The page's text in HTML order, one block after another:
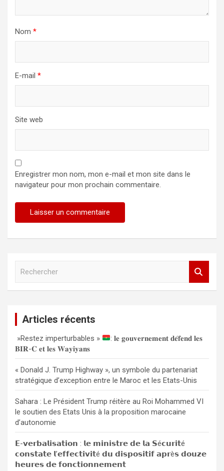
Nom *
E-mail *
Site web
Enregistrer mon nom, mon e-mail et mon site dans le
navigateur pour mon prochain commentaire.
c
h
e
r
Articles récents
»Restez imperturbables »
: 𝐥𝐞 𝐠𝐨𝐮𝐯𝐞𝐫𝐧𝐞𝐦𝐞𝐧𝐭 𝐝𝐞́𝐟𝐞𝐧𝐝 𝐥𝐞𝐬
𝐁𝐈𝐑-𝐂 𝐞𝐭 𝐥𝐞𝐬 𝐖𝐚𝐲𝐢𝐲𝐚𝐧𝐬
« Donald J. Trump Highway », un symbole du partenariat
stratégique d’exception entre le Maroc et les Etats-Unis
Sahara : Le Président Trump réitère au Roi Mohammed VI
le soutien des Etats Unis à la proposition marocaine
d’autonomie
𝗘-𝘃𝗲𝗿𝗯𝗮𝗹𝗶𝘀𝗮𝘁𝗶𝗼𝗻 : 𝗹𝗲 𝗺𝗶𝗻𝗶𝘀𝘁𝗿𝗲 𝗱𝗲 𝗹𝗮 𝗦é𝗰𝘂𝗿𝗶𝘁é
𝗰𝗼𝗻𝘀𝘁𝗮𝘁𝗲 𝗹’𝗲𝗳𝗳𝗲𝗰𝘁𝗶𝘃𝗶𝘁é 𝗱𝘂 𝗱𝗶𝘀𝗽𝗼𝘀𝗶𝘁𝗶𝗳 𝗮𝗽𝗿è𝘀 𝗱𝗼𝘂𝘇𝗲
𝗵𝗲𝘂𝗿𝗲𝘀 𝗱𝗲 𝗳𝗼𝗻𝗰𝘁𝗶𝗼𝗻𝗻𝗲𝗺𝗲𝗻𝘁